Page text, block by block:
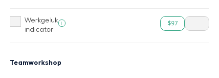
Werkgeluk
indicator
i $97
Teamworkshop